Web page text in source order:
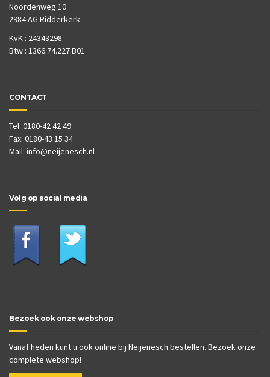
Noordenweg 10
2984 AG Ridderkerk
KvK : 24343298
Btw : 1366.74.227.B01
CONTACT
Tel: 0180-42 42 49
Fax: 0180-43 15 34
Mail: info@neijenesch.nl
Volg op social media
Bezoek ook onze webshop
Vanaf heden kunt u ook online bij Neijenesch bestellen. Bezoek onze
complete webshop!